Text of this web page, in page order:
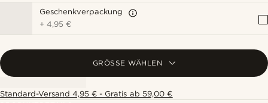
Geschenkverpackung
+4,95 €
GRÖSSE WÄHLEN
Standard-Versand 4,95 € - Gratis ab 59,00 €